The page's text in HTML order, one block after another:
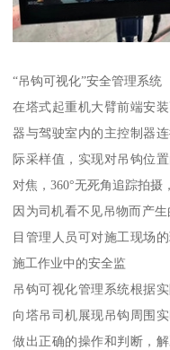
“吊钩可视化”安全管理系统
在塔式起重机大臂前端安
器与驾驶室内的主控制器
际采样值，实现对吊钩位
对焦，360°无死角追踪拍
因为司机看不见吊物而产
目管理人员可对施工现场
施工作业中的安全监
吊钩可视化管理系统根据
向塔吊司机展现吊钩周围
做出正确的操作和判断，